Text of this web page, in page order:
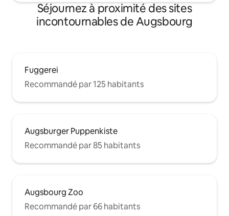
Séjournez à proximité des sites
incontournables de Augsbourg
Fuggerei
Recommandé par 125 habitants
Augsburger Puppenkiste
Recommandé par 85 habitants
Augsbourg Zoo
Recommandé par 66 habitants